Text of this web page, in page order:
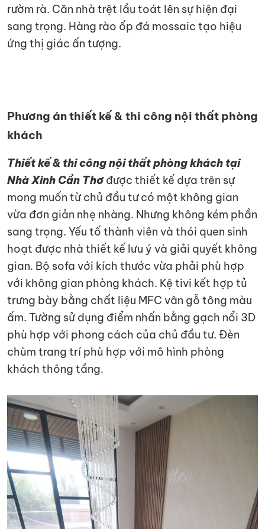
rườm rà. Căn nhà trệt lầu toát lên sự hiện đại
sang trọng. Hàng rào ốp đá mossaic tạo hiệu
ứng thị giác ấn tượng.
Phương án thiết kế & thi công nội thất phòng
khách
Thiết kế & thi công nội thất phòng khách tại
Nhà Xinh Cần Thơđược thiết kế dựa trên sự
mong muốn từ chủ đầu tư có một không gian
vừa đơn giản nhẹ nhàng. Nhưng không kém phần
sang trọng. Yếu tố thành viên và thói quen sinh
hoạt được nhà thiết kế lưu ý và giải quyết không
gian. Bộ sofa với kích thước vừa phải phù hợp
với không gian phòng khách. Kệ tivi kết hợp tủ
trưng bày bằng chất liệu MFC vân gỗ tông màu
ấm. Tường sử dụng điểm nhấn bằng gạch nổi 3D
phù hợp với phong cách của chủ đầu tư. Đèn
chùm trang trí phù hợp với mô hình phòng
khách thông tầng.